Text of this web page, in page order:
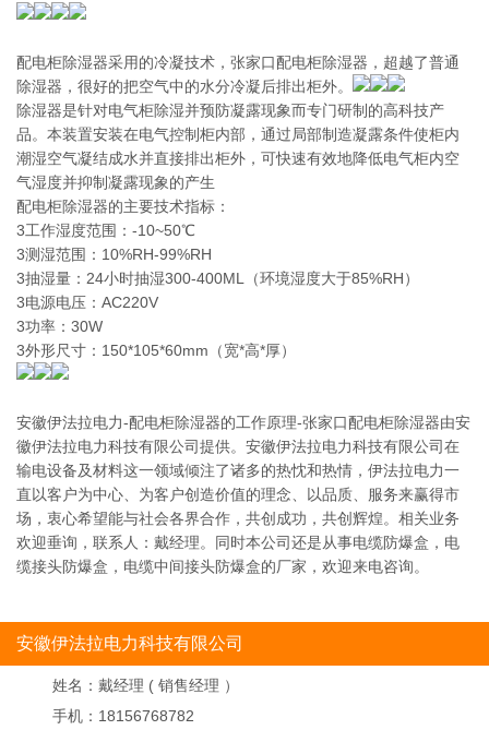
配电柜除湿器采用的冷凝技术，张家口配电柜除湿器，超越了普通
除湿器，很好的把空气中的水分冷凝后排出柜外。
除湿器是针对电气柜除湿并预防凝露现象而专门研制的高科技产
品。本装置安装在电气控制柜内部，通过局部制造凝露条件使柜内
潮湿空气凝结成水并直接排出柜外，可快速有效地降低电气柜内空
气湿度并抑制凝露现象的产生
配电柜除湿器的主要技术指标：
3工作湿度范围：-10~50℃
3测湿范围：10%RH-99%RH
3抽湿量：24小时抽湿300-400ML（环境湿度大于85%RH）
3电源电压：AC220V
3功率：30W
3外形尺寸：150*105*60mm（宽*高*厚）
安徽伊法拉电力-配电柜除湿器的工作原理-张家口配电柜除湿器由安
徽伊法拉电力科技有限公司提供。安徽伊法拉电力科技有限公司在
输电设备及材料这一领域倾注了诸多的热忱和热情，伊法拉电力一
直以客户为中心、为客户创造价值的理念、以品质、服务来赢得市
场，衷心希望能与社会各界合作，共创成功，共创辉煌。相关业务
欢迎垂询，联系人：戴经理。同时本公司还是从事电缆防爆盒，电
缆接头防爆盒，电缆中间接头防爆盒的厂家，欢迎来电咨询。
安徽伊法拉电力科技有限公司
姓名： 戴经理 ( 销售经理 ）
手机： 18156768782